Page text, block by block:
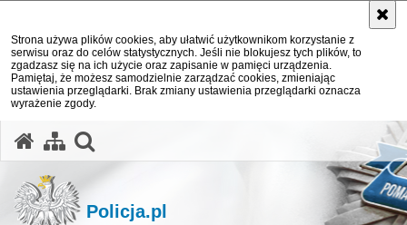
Strona używa plików cookies, aby ułatwić użytkownikom korzystanie z
serwisu oraz do celów statystycznych. Jeśli nie blokujesz tych plików, to
zgadzasz się na ich użycie oraz zapisanie w pamięci urządzenia.
Pamiętaj, że możesz samodzielnie zarządzać cookies, zmieniając
ustawienia przeglądarki. Brak zmiany ustawienia przeglądarki oznacza
wyrażenie zgody.
Policja.pl